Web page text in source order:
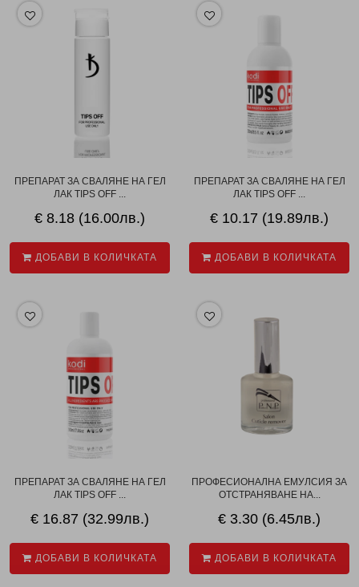
ПРЕПАРАТ ЗА СВАЛЯНЕ НА ГЕЛ
ЛАК TIPS OFF ...
€ 8.18 (16.00лв.)
ДОБАВИ В КОЛИЧКАТА
ПРЕПАРАТ ЗА СВАЛЯНЕ НА ГЕЛ
ЛАК TIPS OFF ...
€ 10.17 (19.89лв.)
ДОБАВИ В КОЛИЧКАТА
ПРЕПАРАТ ЗА СВАЛЯНЕ НА ГЕЛ
ЛАК TIPS OFF ...
€ 16.87 (32.99лв.)
ДОБАВИ В КОЛИЧКАТА
ПРОФЕСИОНАЛНА ЕМУЛСИЯ ЗА
ОТСТРАНЯВАНЕ НА...
€ 3.30 (6.45лв.)
ДОБАВИ В КОЛИЧКАТА